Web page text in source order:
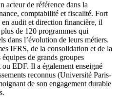
acteur de référence dans la
comptabilité et fiscalité. Fort
en audit et direction financière, il
de 120 programmes qui
dans l’évolution de leurs métiers.
IFRS, de la consolidation et de la
de grands groupes
EDF. Il a également enseigné
reconnus (Université Paris-
de son engagement durable